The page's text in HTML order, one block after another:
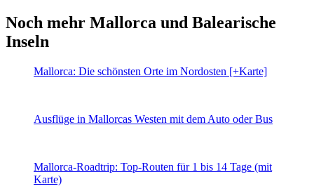
Noch mehr Mallorca und Balearische
Inseln
Mallorca: Die schönsten Orte im Nordosten [+Karte]
Ausflüge in Mallorcas Westen mit dem Auto oder Bus
Mallorca-Roadtrip: Top-Routen für 1 bis 14 Tage (mit
Karte)